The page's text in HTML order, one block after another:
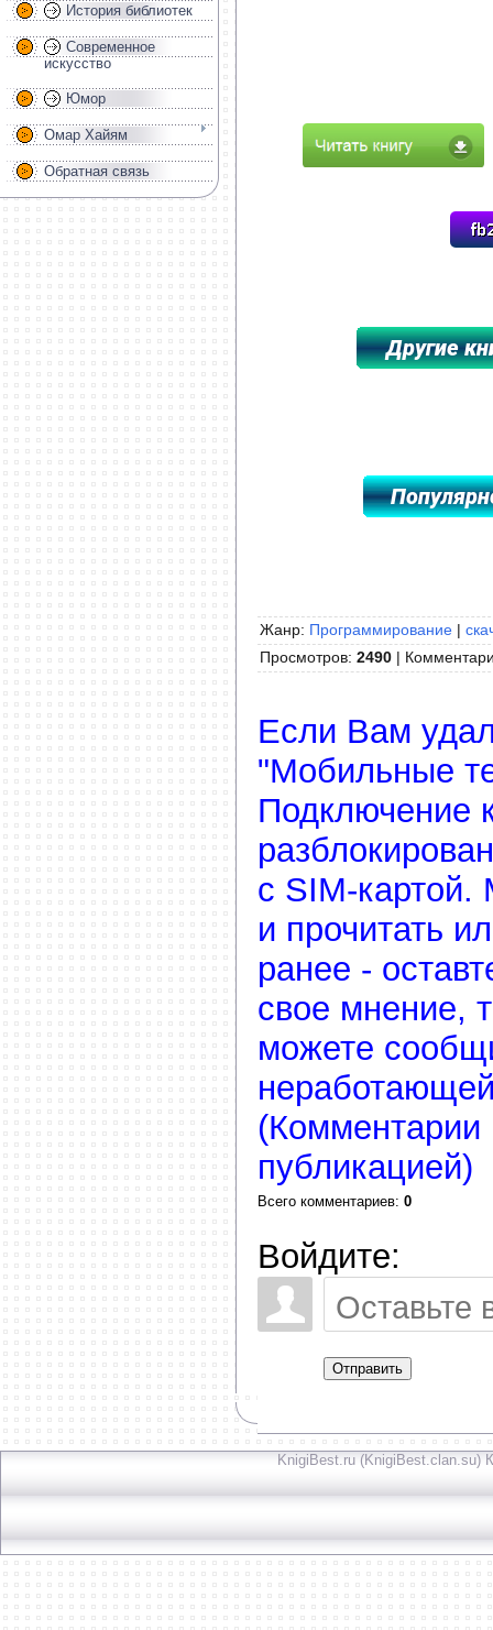
История библиотек
Современное
искусство
Юмор
Омар Хайям
Обратная связь
Жанр: Программирование |
Просмотров: 2490 |
Если Вам
"Мобильные
Подключение
с SIM-
и прочитать
ранее -
свое мнение,
можете
(Комментарии
публикацией)
Всего комментариев: 0
Войдите:
Отправить
KnigiBest.ru (KnigiBest.clan.su)